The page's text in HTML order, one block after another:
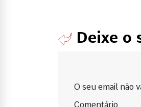
Deixe o
O seu email não
Comentário